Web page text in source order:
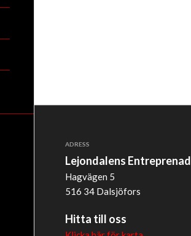
ADRESS
Lejondalens Entreprenad
Hagvägen 5
516 34 Dalsjöfors
Hitta till oss